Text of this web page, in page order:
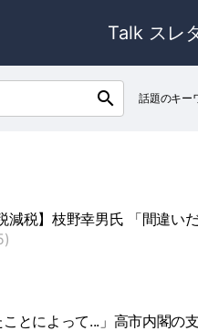
Talk スレ
search 話題のキー
減税】枝野幸男氏 「間違い
とによって...」高市内閣の